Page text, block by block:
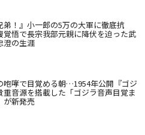
弟！』小一郎の5万の大軍に徹底抗
覚悟で長宗我部元親に降伏を迫った武
澄の生涯
咆哮で目覚める朝…1954年公開『ゴジ
重音源を搭載した「ゴジラ音声目覚ま
が新発売